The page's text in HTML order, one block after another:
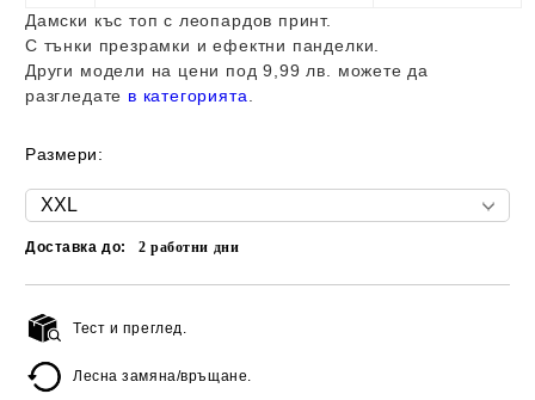
Дамски къс топ с леопардов принт.
С тънки презрамки и ефектни панделки.
Други модели на цени под 9,99 лв. можете да
разгледате в категорията
Размери:
Доставка до: 2работни дни
Тест и преглед.
Лесна замяна/връщане.